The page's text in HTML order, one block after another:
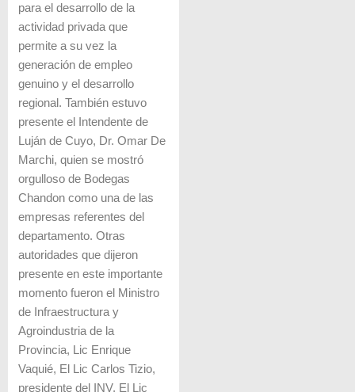
para el desarrollo de la
actividad privada que
permite a su vez la
generación de empleo
genuino y el desarrollo
regional. También estuvo
presente el Intendente de
Luján de Cuyo, Dr. Omar De
Marchi, quien se mostró
orgulloso de Bodegas
Chandon como una de las
empresas referentes del
departamento. Otras
autoridades que dijeron
presente en este importante
momento fueron el Ministro
de Infraestructura y
Agroindustria de la
Provincia, Lic Enrique
Vaquié, El Lic Carlos Tizio,
presidente del INV, El Lic